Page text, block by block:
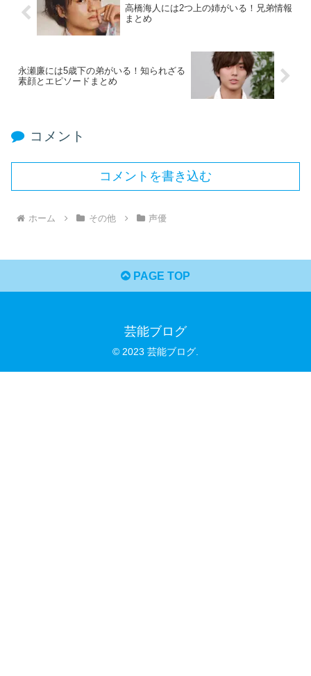
高橋海人には2つ上の姉がいる！兄弟情報
まとめ
永瀬廉には5歳下の弟がいる！知られざる
素顔とエピソードまとめ
コメント
コメントを書き込む
ホーム その他 声優
PAGE TOP
芸能ブログ
© 2023 芸能ブログ.